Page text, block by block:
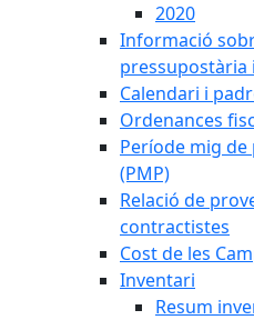
2020
Informació
pressupostària
Calendari i
Ordenances
Període mig
(PMP)
Relació de
contractistes
Cost de les
Inventari
Resum